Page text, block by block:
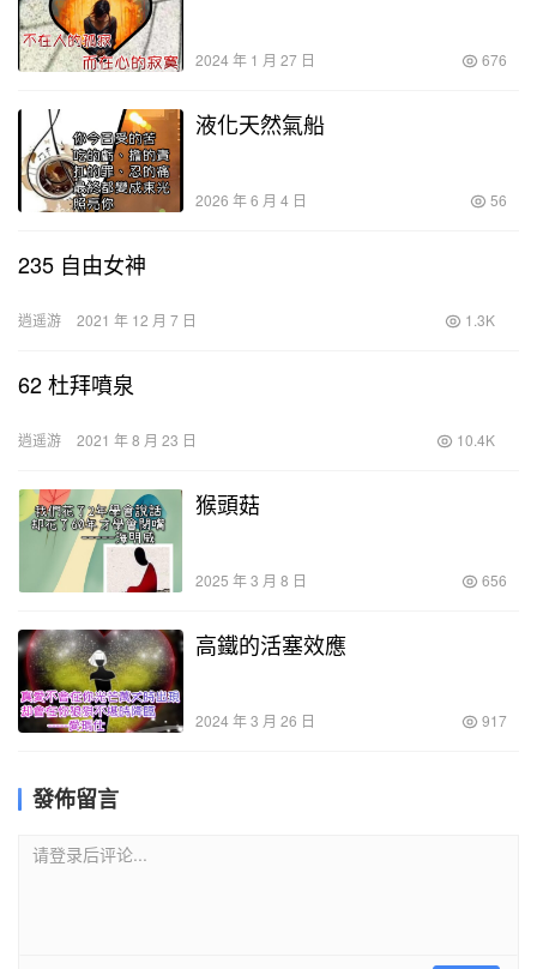
2024 年 1 月 27 日 676
液化天然氣船
2026 年 6 月 4 日 56
235 自由女神
逍遥游 2021 年 12 月 7 日 1.3K
62 杜拜噴泉
逍遥游 2021 年 8 月 23 日 10.4K
猴頭菇
2025 年 3 月 8 日 656
高鐵的活塞效應
2024 年 3 月 26 日 917
發佈留言
请登录后评论...